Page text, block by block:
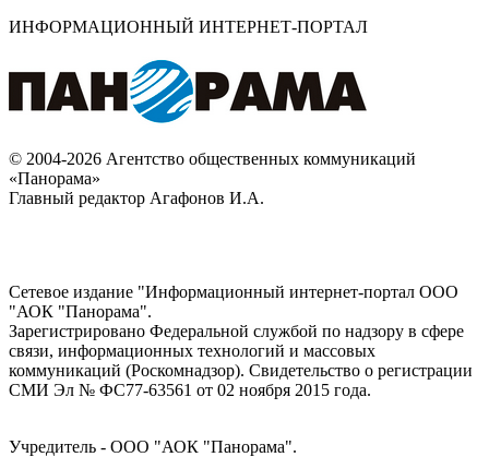
ИНФОРМАЦИОННЫЙ ИНТЕРНЕТ-ПОРТАЛ
© 2004-2026 Агентство общественных коммуникаций
«Панорама»
Главный редактор Агафонов И.А.
Сетевое издание "Информационный интернет-портал ООО
"АОК "Панорама".
Зарегистрировано Федеральной службой по надзору в сфере
связи, информационных технологий и массовых
коммуникаций (Роскомнадзор). Cвидетельство о регистрации
СМИ Эл № ФС77-63561 от 02 ноября 2015 года.
Учредитель - ООО "АОК "Панорама".